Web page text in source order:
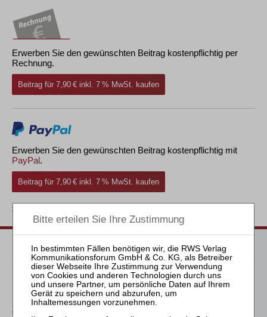
Erwerben Sie den gewünschten Beitrag kostenpflichtig per
Rechnung.
Beitrag für 7,90 € inkl. 7 % MwSt. kaufen
Erwerben Sie den gewünschten Beitrag kostenpflichtig mit
PayPal.
Beitrag für 7,90 € inkl. 7 % MwSt. kaufen
Passende Bücher
Schröder
Die Reform des
Eigenkapitalersatzrechts
durch das MoMiG